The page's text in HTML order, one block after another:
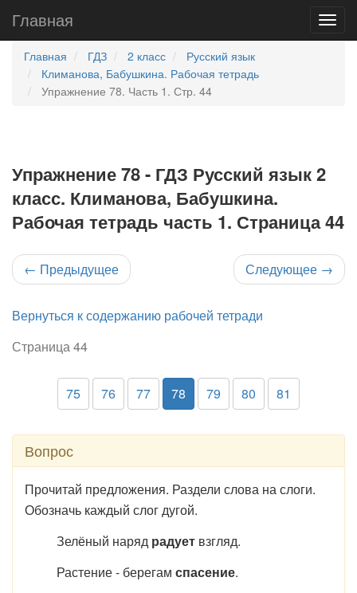
Главная
Главная ГДЗ 2 класс
Русский язык
Климанова, Бабушкина. Рабочая тетрадь
Упражнение 78. Часть 1. Стр. 44
Упражнение 78 - ГДЗ Русский язык 2
класс. Климанова, Бабушкина.
Рабочая тетрадь часть 1. Страница 44
← Предыдущее Следующее →
Вернуться к содержанию рабочей тетради
Страница 44
75 76 77 78 79 80 81
Вопрос
Прочитай предложения. Раздели слова на слоги.
Обозначь каждый слог дугой.
Зелёный наряд радует взгляд.
Растение - берегам спасение.